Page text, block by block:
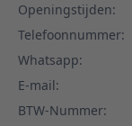
Openingstijden:
Telefoonnummer:
Whatsapp:
E-mail:
BTW-Nummer: